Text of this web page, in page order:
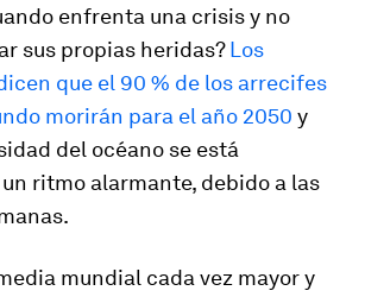
enfrenta una crisis y no
sus propias heridas?Los
que el 90 % de los arrecifes
morirán para el año 2050 y
del océano se está
ritmo alarmante, debido a las
mundial cada vez mayor y